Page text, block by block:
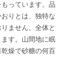
っています。品
りとは、独特な
ません。全体と
す。山間地に眠
燥で砂糖の何百